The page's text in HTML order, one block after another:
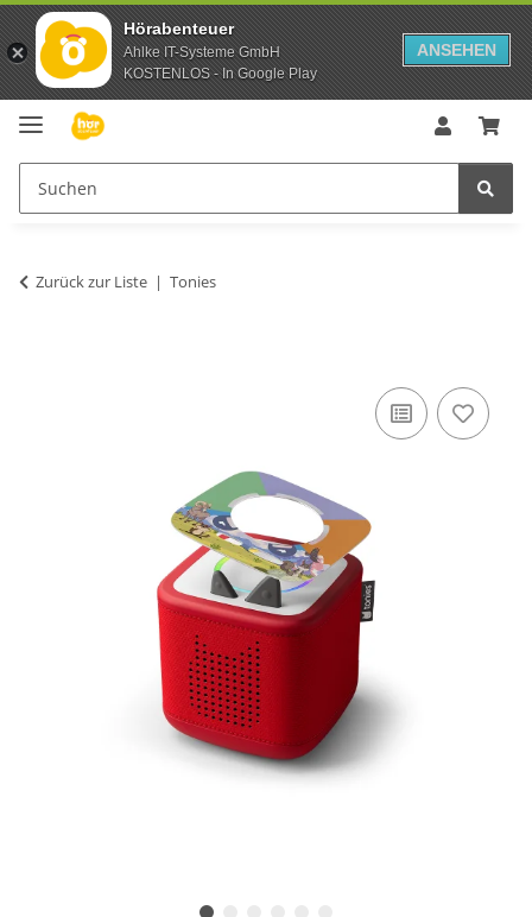
Hörabenteuer
Ahlke IT-Systeme GmbH
KOSTENLOS - In Google Play
ANSEHEN
Zurück zur Liste Tonies